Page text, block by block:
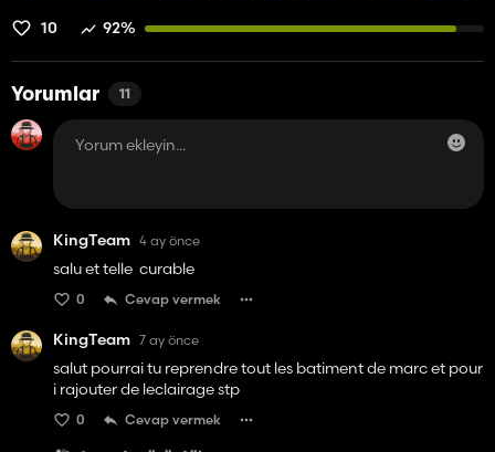
10 92%
Yorumlar 11
KingTeam 4 ay önce
salu et telle curable
0 Cevap vermek
KingTeam 7 ay önce
salut pourrai tu reprendre tout les batiment de marc et pour
i rajouter de leclairage stp
0 Cevap vermek